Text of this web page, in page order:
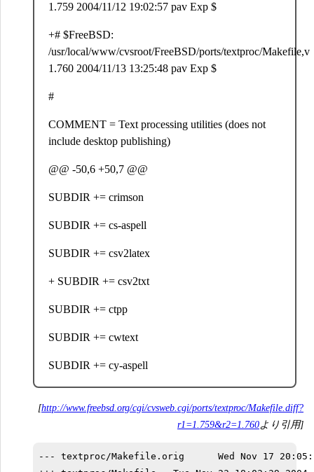
1.759 2004/11/12 19:02:57 pav Exp $
+# $FreeBSD:
/usr/local/www/cvsroot/FreeBSD/ports/textproc/Makefile,v
1.760 2004/11/13 13:25:48 pav Exp $
#
COMMENT = Text processing utilities (does not
include desktop publishing)
@@ -50,6 +50,7 @@
SUBDIR += crimson
SUBDIR += cs-aspell
SUBDIR += csv2latex
+ SUBDIR += csv2txt
SUBDIR += ctpp
SUBDIR += cwtext
SUBDIR += cy-aspell
[http://www.freebsd.org/cgi/cvsweb.cgi/ports/textproc/Makefile.diff?
r1=1.759&r2=1.760より引用]
--- textproc/Makefile.orig      Wed Nov 17